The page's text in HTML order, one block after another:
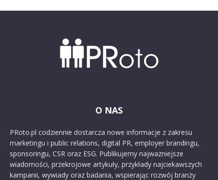
O NAS
PRoto.pl codziennie dostarcza nowe informacje z zakresu
marketingu i public relations, digital PR, employer brandingu,
sponsoringu, CSR oraz ESG. Publikujemy najważniejsze
wiadomości, przekrojowe artykuły, przykłady najciekawszych
kampanii, wywiady oraz badania, wspierając rozwój branży